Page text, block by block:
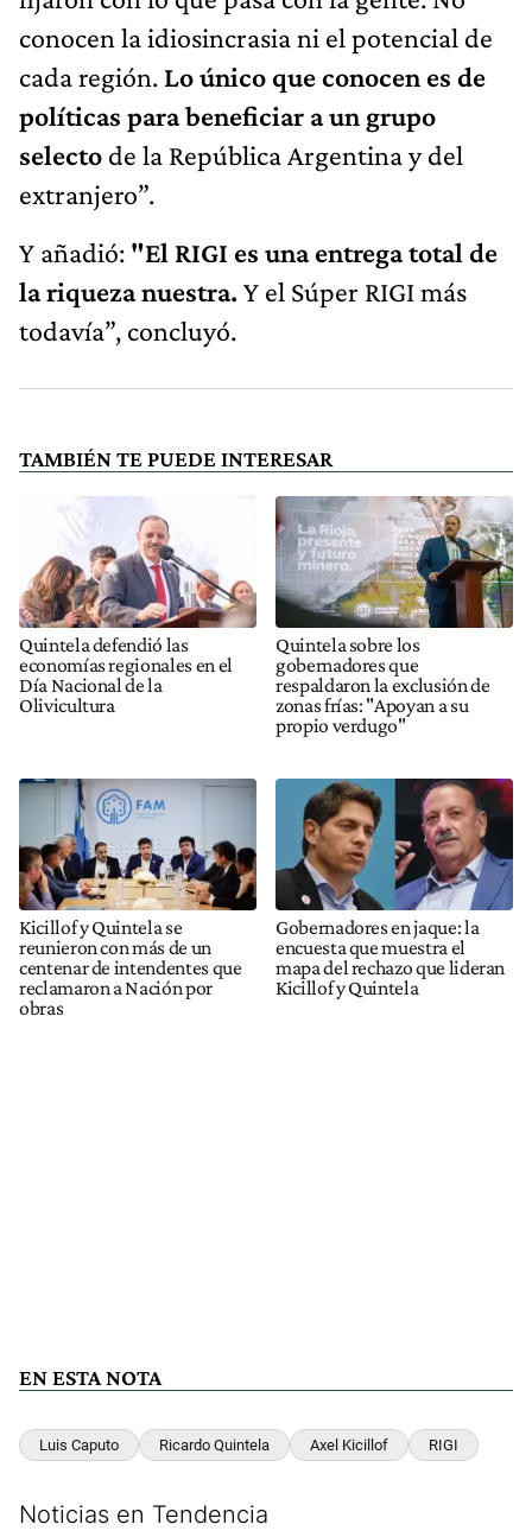
conocen la idiosincrasia ni el potencial de
cada región. Lo único que conocen es de
políticas para beneficiar a un grupo
selecto de la República Argentina y del
extranjero”.
Y añadió: "El RIGI es una entrega total de
la riqueza nuestra. Y el Súper RIGI más
todavía”, concluyó.
TAMBIÉN TE PUEDE INTERESAR
Quintela defendió las
economías regionales en el
Día Nacional de la
Olivicultura
Quintela sobre los
gobernadores que
respaldaron la exclusión de
zonas frías: "Apoyan a su
propio verdugo"
Kicillof y Quintela se
reunieron con más de un
centenar de intendentes que
reclamaron a Nación por
obras
Gobernadores en jaque: la
encuesta que muestra el
mapa del rechazo que lideran
Kicillof y Quintela
EN ESTA NOTA
Luis Caputo Ricardo Quintela Axel Kicillof RIGI
Noticias en Tendencia